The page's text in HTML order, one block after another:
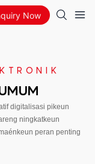
Now
digitalisasi pikeun
ningkatkeun
peran penting